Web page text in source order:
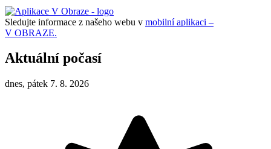
Sledujte informace z našeho webu v mobilní aplikaci –
V OBRAZE.
Aktuální počasí
dnes, pátek 7. 8. 2026